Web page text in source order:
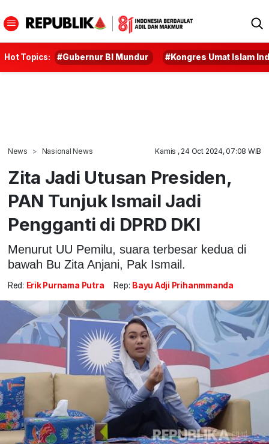
Hot Topics: #Gubernur BI Mundur #Kongres Umat Islam
News Nasional News Kamis , 24 Oct 2024, 07:08 WIB
Zita Jadi Utusan Presiden,
PAN Tunjuk Ismail Jadi
Pengganti di DPRD DKI
Menurut UU Pemilu, suara terbesar kedua di
bawah Bu Zita Anjani, Pak Ismail.
Red: Erik Purnama Putra Rep: Bayu Adji Prihanmmanda